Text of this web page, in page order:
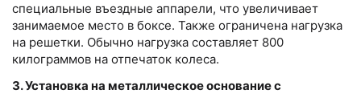
специальные въездные аппарели, что увеличивает
занимаемое место в боксе. Также ограничена нагрузка
на решетки. Обычно нагрузка составляет 800
килограммов на отпечаток колеса.
3. Установка на металлическое основание с